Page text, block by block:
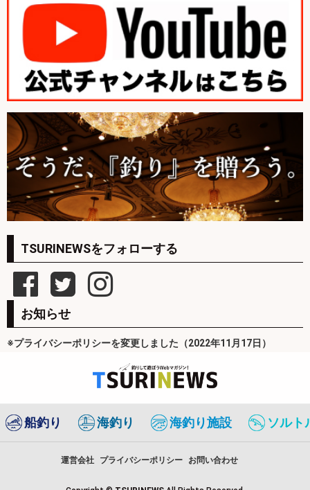
TSURINEWSをフォローする
お知らせ
※プライバシーポリシーを変更しました（2022年11月17日）
船釣り 海釣り 海釣り施設 ソルト
運営会社 プライバシーポリシー お問い合わせ